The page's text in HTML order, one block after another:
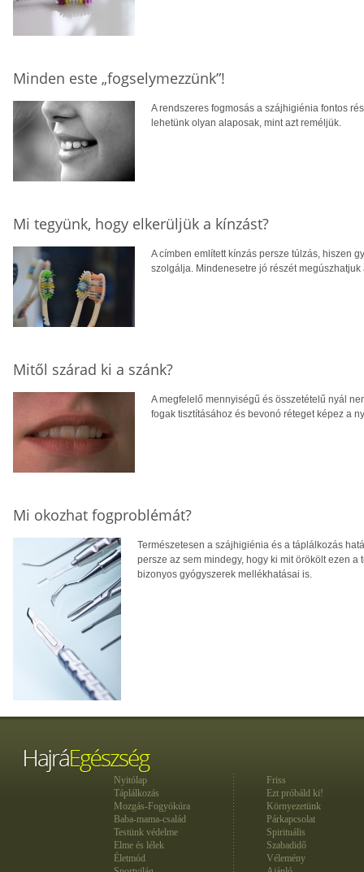
Minden este „fogselymezzünk”!
A rendszeres fogmosás a szájhigiénia fontos
lehetünk olyan alaposak, mint azt reméljük.
Mi tegyünk, hogy elkerüljük a kínzást?
A címben említett kínzás persze túlzás, hiszen
szolgálja. Mindenesetre jó részét
Mitől szárad ki a szánk?
A megfelelő mennyiségű és összetételű nyál
fogak tisztításához és bevonó réteget képez a
Mi okozhat fogproblémát?
Természetesen a szájhigiénia és a táplálkozás
persze az sem mindegy, hogy ki mit örökölt ezen
bizonyos gyógyszerek mellékhatásai is.
Nyitólap
Táplálkozás
Mozgás-Fogyókúra
Baba-mama-család
Testünk védelme
Elme és lélek
Életmód
Friss
Ezt próbáld ki!
Környezetünk
Párkapcsolat
Spirituális
Szabadidő
Vélemény